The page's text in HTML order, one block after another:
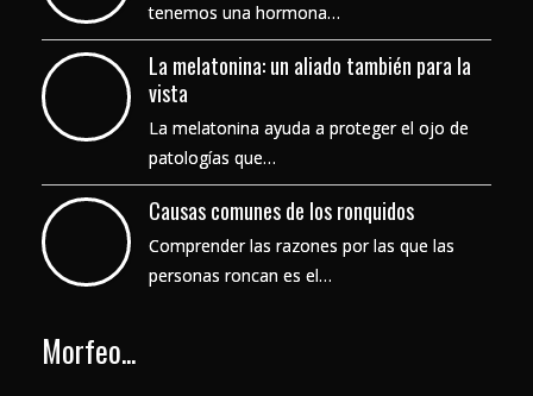
tenemos una hormona…
La melatonina: un aliado también para la
vista
La melatonina ayuda a proteger el ojo de
patologías que…
Causas comunes de los ronquidos
Comprender las razones por las que las
personas roncan es el…
Morfeo...